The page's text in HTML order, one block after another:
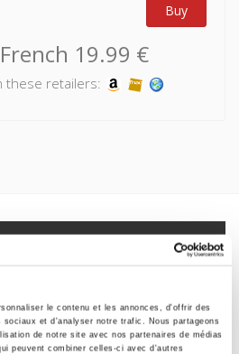
le contenu et les annonces, d'offrir des
et d'analyser notre trafic. Nous partageons
de notre site avec nos partenaires de médias
peuvent combiner celles-ci avec d'autres
Buy
19.99 €
these retailers: